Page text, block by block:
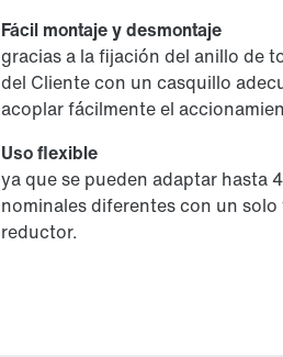
Fácil montaje y desmontaje
gracias a la fijación del anillo de
del Cliente con un casquillo
acoplar fácilmente el
Uso flexible
ya que se pueden adaptar hasta
nominales diferentes con un
reductor.